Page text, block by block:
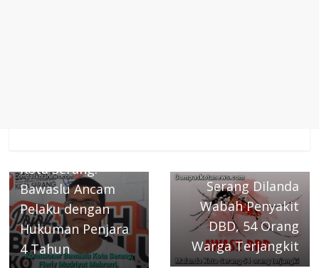
Kota Serang:
Bawaslu Ancam
Pelaku dengan
Hukuman Penjara
4 Tahun
Serang Dilanda
Wabah Penyakit
DBD, 54 Orang
Warga Terjangkit